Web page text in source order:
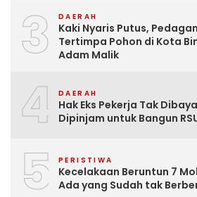
3 DAERAH
Kaki Nyaris Putus,
Tertimpa Pohon di Kota
Adam Malik
4 DAERAH
Hak Eks Pekerja Tak
Dipinjam untuk Bangun
5 PERISTIWA
Kecelakaan Beruntun 7
Ada yang Sudah tak